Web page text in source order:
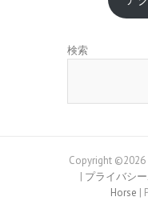
検索
Copyright ©2026
| プライバシ
Horse |